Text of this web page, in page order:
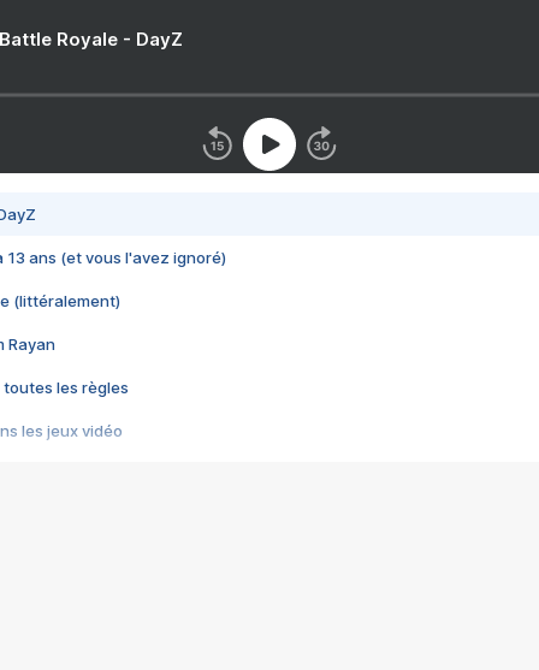
Royale - DayZ
13 ans (et vous l'avez ignoré)
(littéralement)
Rayan
toutes les règles
les jeux vidéo